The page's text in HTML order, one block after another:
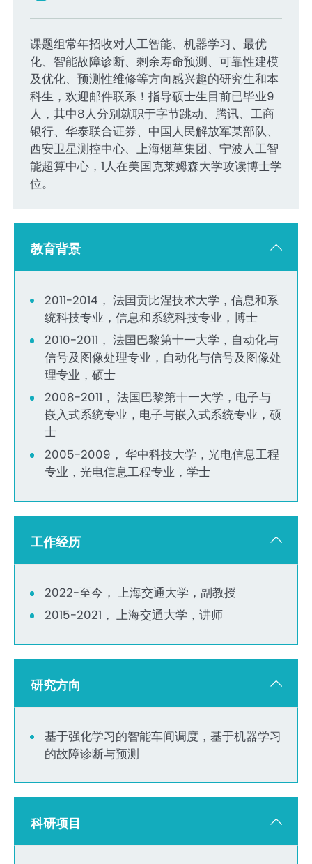
课题组常年招收对人工智能、机器学习、最优
化、智能故障诊断、剩余寿命预测、可靠性建模
及优化、预测性维修等方向感兴趣的研究生和本
科生，欢迎邮件联系！指导硕士生目前已毕业9
人，其中8人分别就职于字节跳动、腾讯、工商
银行、华泰联合证券、中国人民解放军某部队、
西安卫星测控中心、上海烟草集团、宁波人工智
能超算中心，1人在美国克莱姆森大学攻读博士学
位。
教育背景
2011-2014， 法国贡比涅技术大学，信息和系
统科技专业，信息和系统科技专业，博士
2010-2011， 法国巴黎第十一大学，自动化与
信号及图像处理专业，自动化与信号及图像处
理专业，硕士
2008-2011， 法国巴黎第十一大学，电子与
嵌入式系统专业，电子与嵌入式系统专业，硕
士
2005-2009， 华中科技大学，光电信息工程
专业，光电信息工程专业，学士
工作经历
2022-至今， 上海交通大学，副教授
2015-2021， 上海交通大学，讲师
研究方向
基于强化学习的智能车间调度，基于机器学习
的故障诊断与预测
科研项目